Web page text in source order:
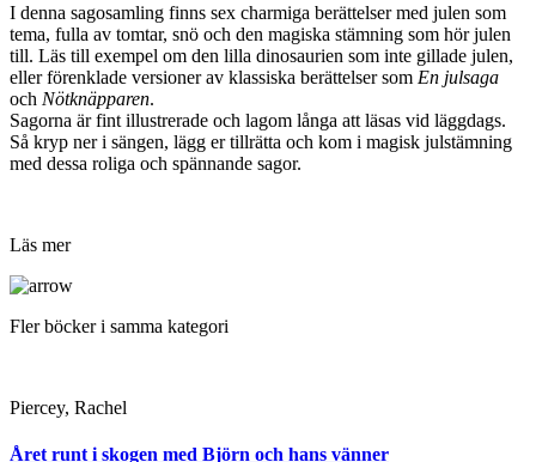
I denna sagosamling finns sex charmiga berättelser med julen som
tema, fulla av tomtar, snö och den magiska stämning som hör julen
till. Läs till exempel om den lilla dinosaurien som inte gillade julen,
eller förenklade versioner av klassiska berättelser som En julsaga
och Nötknäpparen.
Sagorna är fint illustrerade och lagom långa att läsas vid läggdags.
Så kryp ner i sängen, lägg er tillrätta och kom i magisk julstämning
med dessa roliga och spännande sagor.
Läs mer
Fler böcker i samma kategori
Piercey, Rachel
Året runt i skogen med Björn och hans vänner